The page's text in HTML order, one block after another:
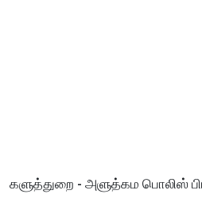
களுத்துறை - அளுத்கம பொலிஸ்